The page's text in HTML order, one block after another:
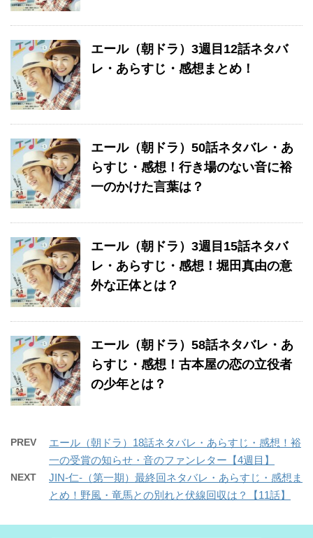
エール（朝ドラ）3週目12話ネタバ
レ・あらすじ・感想まとめ！
エール（朝ドラ）50話ネタバレ・あ
らすじ・感想！行き場のない音に裕
一のかけた言葉は？
エール（朝ドラ）3週目15話ネタバ
レ・あらすじ・感想！堀田真由の意
外な正体とは？
エール（朝ドラ）58話ネタバレ・あ
らすじ・感想！古本屋の恋の立役者
の少年とは？
PREV
エール（朝ドラ）18話ネタバレ・あらすじ・感想！裕
一の受賞の知らせ・音のファンレター【4週目】
NEXT
JIN-仁-（第一期）最終回ネタバレ・あらすじ・感想ま
とめ！野風・竜馬との別れと伏線回収は？【11話】